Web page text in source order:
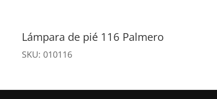
Lámpara de pié 116 Palmero
SKU: 010116